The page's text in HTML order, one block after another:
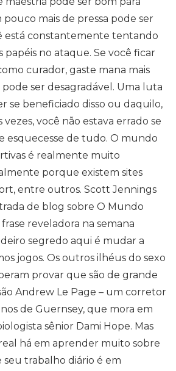
mais de pressa pode ser
está constantemente tentando
no ataque. Se você ficar
curador, gaste mana mais
pode ser desagradável. Uma luta
se beneficiado disso ou daquilo,
vezes, você não estava errado se
esquecesse de tudo. O mundo
é realmente muito
porque existem sites
entre outros. Scott Jennings
de blog sobre O Mundo
reveladora na semana
segredo aqui é mudar a
jogos. Os outros ilhéus do sexo
provar que são de grande
Andrew Le Page – um corretor
de Guernsey, que mora em
sênior Dami Hope. Mas
há em aprender muito sobre
seu trabalho diário é em